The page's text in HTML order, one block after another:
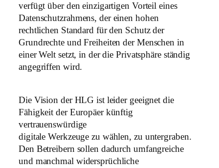
verfügt über den einzigartigen Vorteil eines
Datenschutzrahmens, der einen hohen
rechtlichen Standard für den Schutz der
Grundrechte und Freiheiten der Menschen in
einer Welt setzt, in der die Privatsphäre ständig
angegriffen wird.
Die Vision der HLG ist leider geeignet die
Fähigkeit der Europäer künftig
vertrauenswürdige
digitale Werkzeuge zu wählen, zu untergraben.
Den Betreibern sollen dadurch umfangreiche
und manchmal widersprüchliche